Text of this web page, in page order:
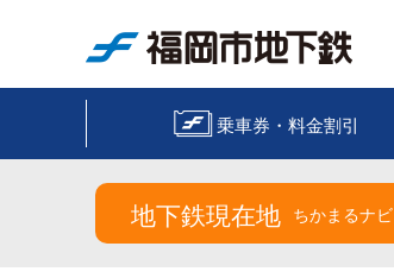
乗車券・料金割引
地下鉄現在地 ちかまるナビ